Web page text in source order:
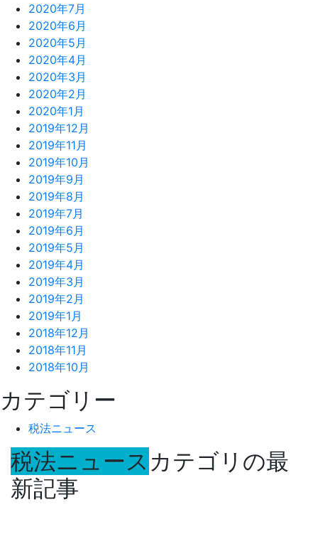
2020年7月
2020年6月
2020年5月
2020年4月
2020年3月
2020年2月
2020年1月
2019年12月
2019年11月
2019年10月
2019年9月
2019年8月
2019年7月
2019年6月
2019年5月
2019年4月
2019年3月
2019年2月
2019年1月
2018年12月
2018年11月
2018年10月
カテゴリー
税法ニュース
税法ニュース カテゴリの最
新記事